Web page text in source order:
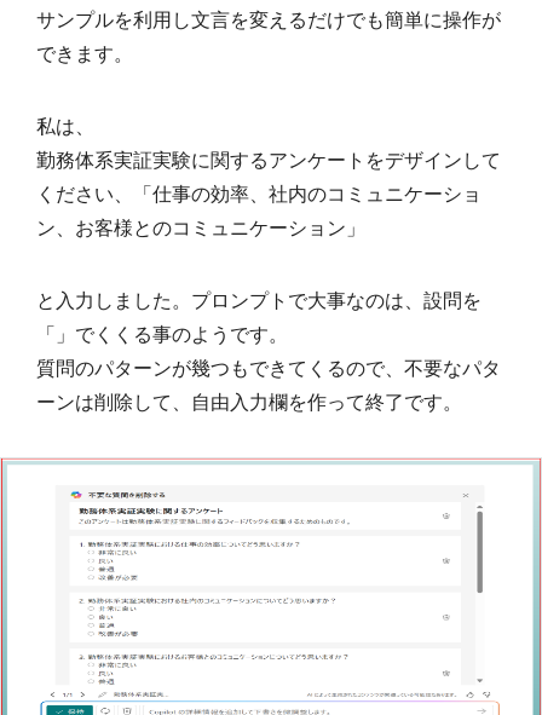
サンプルを利用し文言を変えるだけでも簡単に操作が
できます。
私は、
勤務体系実証実験に関するアンケートをデザインして
ください、「仕事の効率、社内のコミュニケーショ
ン、お客様とのコミュニケーション」
と入力しました。プロンプトで大事なのは、設問を
「」でくくる事のようです。
質問のパターンが幾つもできてくるので、不要なパタ
ーンは削除して、自由入力欄を作って終了です。